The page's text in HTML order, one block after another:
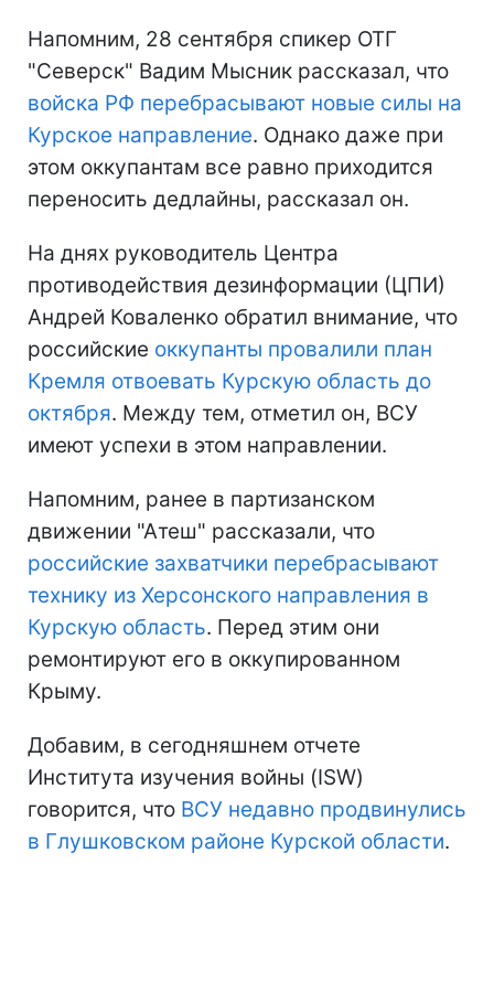
Напомним, 28 сентября спикер ОТГ
"Северск" Вадим Мысник рассказал, что
войска РФ перебрасывают новые силы на
Курское направление. Однако даже при
этом оккупантам все равно приходится
переносить дедлайны, рассказал он.
На днях руководитель Центра
противодействия дезинформации (ЦПИ)
Андрей Коваленко обратил внимание, что
российские оккупанты провалили план
Кремля отвоевать Курскую область до
октября. Между тем, отметил он, ВСУ
имеют успехи в этом направлении.
Напомним, ранее в партизанском
движении "Атеш" рассказали, что
российские захватчики перебрасывают
технику из Херсонского направления в
Курскую область. Перед этим они
ремонтируют его в оккупированном
Крыму.
Добавим, в сегодняшнем отчете
Института изучения войны (ISW)
говорится, что ВСУ недавно продвинулись
в Глушковском районе Курской области.